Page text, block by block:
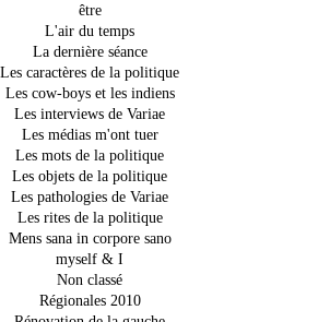
être
L'air du temps
La dernière séance
Les caractères de la politique
Les cow-boys et les indiens
Les interviews de Variae
Les médias m'ont tuer
Les mots de la politique
Les objets de la politique
Les pathologies de Variae
Les rites de la politique
Mens sana in corpore sano
myself & I
Non classé
Régionales 2010